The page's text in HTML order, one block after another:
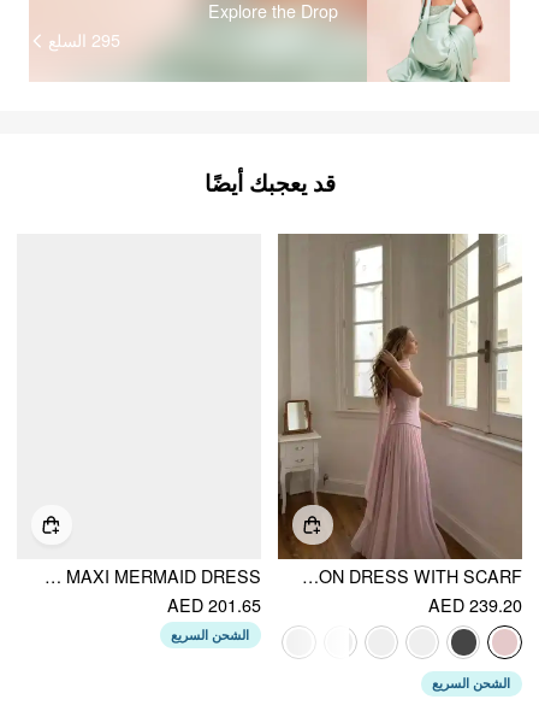
Explore the Drop
295 السلع
قد يعجبك أيضًا
CHIFFON SCULPTURAL HALTER NECKLINE LACE UP MAXI BOBYCON DRESS WITH SCARF
AED 239.20
الشحن السريع
VELVET LACE FLORAL RUCHED BANDEAU MAXI MERMAID DRESS
AED 201.65
الشحن السريع